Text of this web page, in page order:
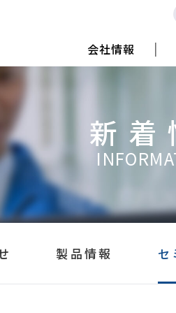
会社情報
新
製品情報 セ